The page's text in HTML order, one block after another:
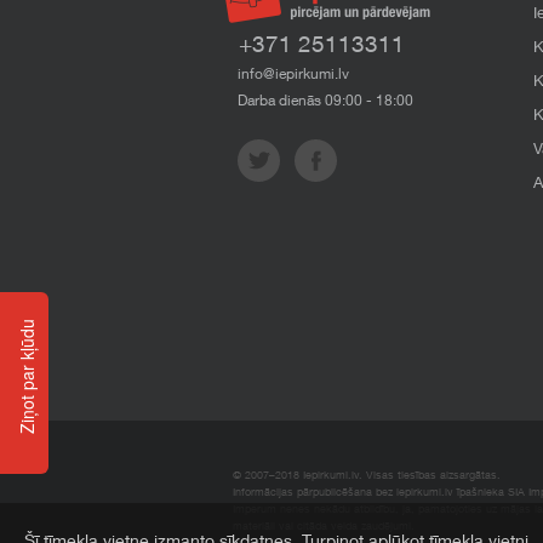
+371 25113311
info@iepirkumi.lv
Darba dienās 09:00 - 18:00
© 2007–2018 Iepirkumi.lv. Visas tiesības aizsargātas.
Informācijas pārpublicēšana bez iepirkumi.lv īpašnieka SIA
Ziņot par kļūdu